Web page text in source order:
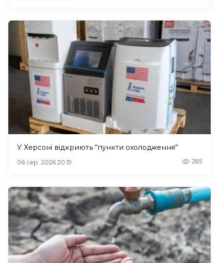
У Херсоні відкриють “пункти охолодження”
06 сер. 2026 20:19 285